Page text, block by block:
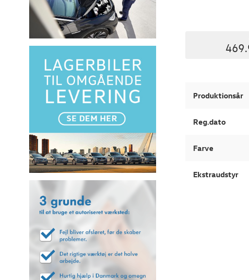
Produktionsår
Reg.dato
Farve
Ekstraudstyr